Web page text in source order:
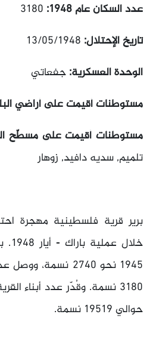
عدد السكان عام 1948:
تاريخ الإحتلال:
الوحدة العسكرية: جفعاتي
مستوطنات أقيمت على أراضي البلدة
مستوطنات أقيمت على مسطّح
تلميم, سديه دافيد, زوهار
حوالي 19519 نسمة.